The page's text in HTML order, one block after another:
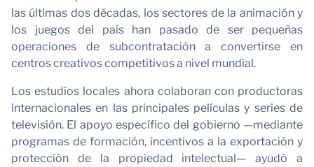
las últimas dos décadas, los sectores de la animación y
los juegos del país han pasado de ser pequeñas
operaciones de subcontratación a convertirse en
centros creativos competitivos a nivel mundial.
Los estudios locales ahora colaboran con productoras
internacionales en las principales películas y series de
televisión. El apoyo específico del gobierno —mediante
programas de formación, incentivos a la exportación y
protección de la propiedad intelectual— ayudó a